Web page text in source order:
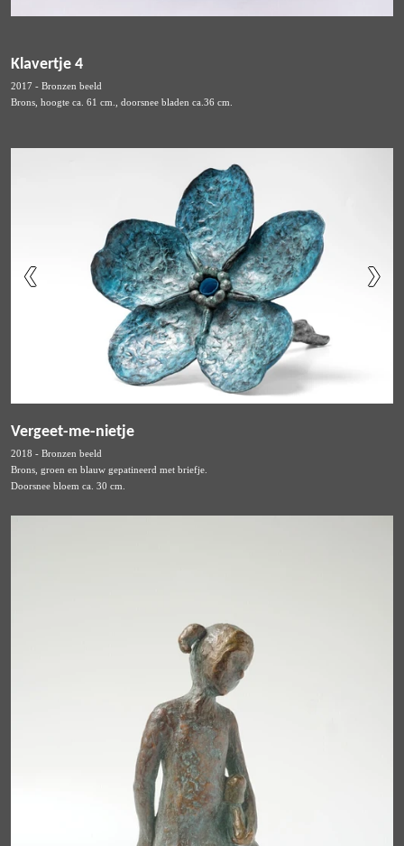
Klavertje 4
2017 - Bronzen beeld
Brons, hoogte ca. 61 cm., doorsnee bladen ca.36 cm.
Vergeet-me-nietje
2018 - Bronzen beeld
Brons, groen en blauw gepatineerd met briefje.
Doorsnee bloem ca. 30 cm.